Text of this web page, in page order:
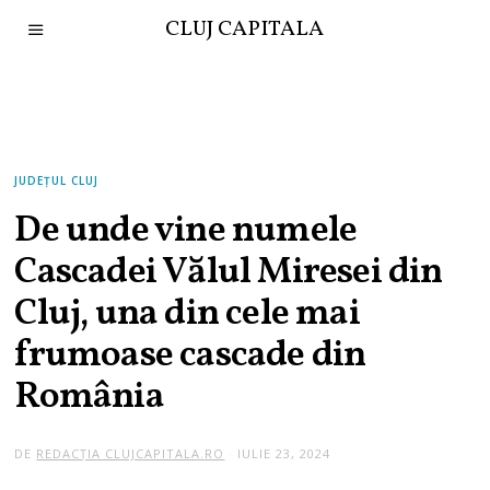
CLUJ CAPITALA
JUDEȚUL CLUJ
De unde vine numele
Cascadei Vălul Miresei din
Cluj, una din cele mai
frumoase cascade din
România
DE REDACȚIA CLUJCAPITALA.RO IULIE 23, 2024